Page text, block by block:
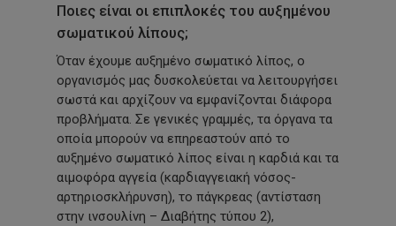
Ποιες είναι οι επιπλοκές του αυξημένου
σωματικού λίπους;
Όταν έχουμε αυξημένο σωματικό λίπος, ο
οργανισμός μας δυσκολεύεται να λειτουργήσει
σωστά και αρχίζουν να εμφανίζονται διάφορα
προβλήματα. Σε γενικές γραμμές, τα όργανα τα
οποία μπορούν να επηρεαστούν από το
αυξημένο σωματικό λίπος είναι η καρδιά και τα
αιμοφόρα αγγεία (καρδιαγγειακή νόσος-
αρτηριοσκλήρυνση), το πάγκρεας (αντίσταση
στην ινσουλίνη – Διαβήτης τύπου 2),